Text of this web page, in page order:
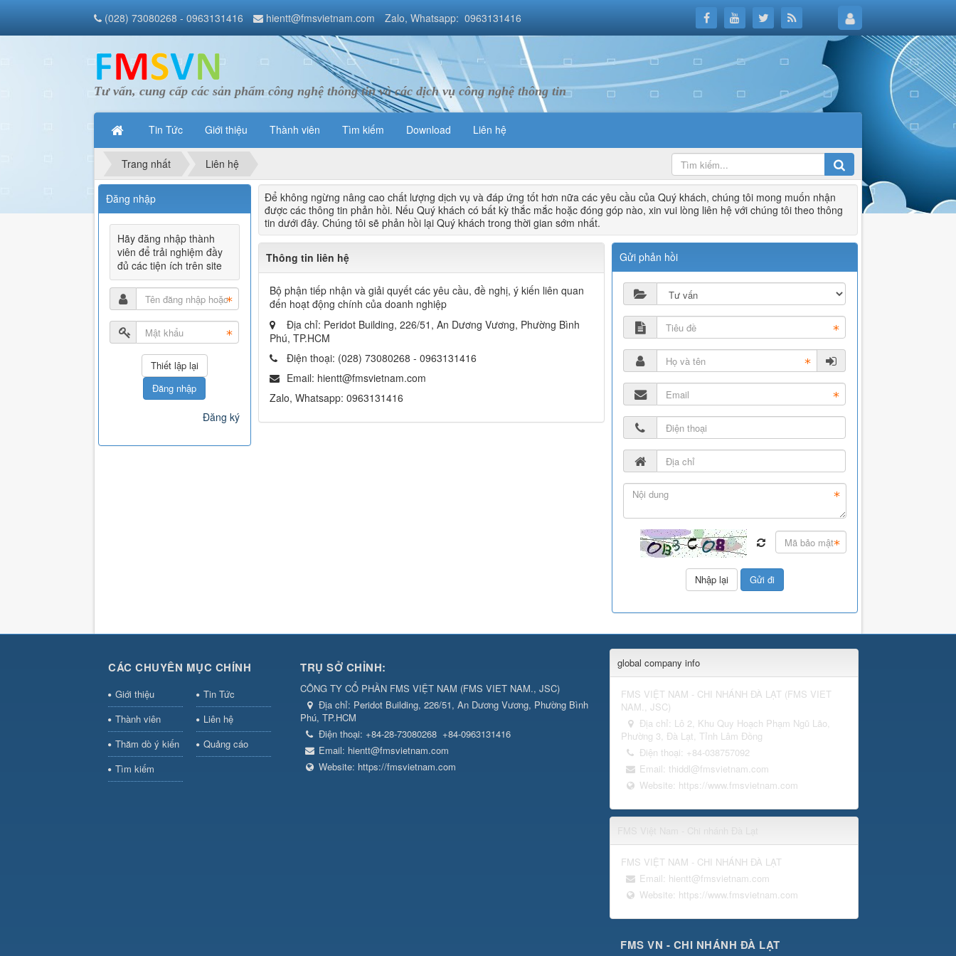
(028) 73080268 - 0963131416 hientt@fmsvietnam.com Zalo, Whatsapp: 0963131416
Tư vấn, cung cấp các sản phẩm công nghệ thông tin và các dịch vụ công nghệ thông tin
Tin Tức Giới thiệu Thành viên Tìm kiếm Download Liên hệ
Trang nhất Liên hệ
Để không ngừng nâng cao chất lượng dịch vụ và đáp ứng tốt hơn nữa các yêu cầu của Quý khách, chúng tôi mong muốn nhận
được các thông tin phản hồi. Nếu Quý khách có bất kỳ thắc mắc hoặc đóng góp nào, xin vui lòng liên hệ với chúng tôi theo thông
tin dưới đây. Chúng tôi sẽ phản hồi lại Quý khách trong thời gian sớm nhất.
Thông tin liên hệ
Bộ phận tiếp nhận và giải quyết các yêu cầu, đề nghị, ý kiến liên quan
đến hoạt động chính của doanh nghiệp
Địa chỉ: Peridot Building, 226/51, An Dương Vương, Phường Bình
Phú, TP.HCM
Điện thoại: (028) 73080268 - 0963131416
Email: hientt@fmsvietnam.com
Zalo, Whatsapp: 0963131416
Gửi phản hồi
Đăng nhập
Hãy đăng nhập thành
viên để trải nghiệm đầy
đủ các tiện ích trên site
Đăng nhập
Đăng ký
CÁC CHUYÊN MỤC CHÍNH
Giới thiệu
Tin Tức
Thành viên
Liên hệ
Thăm dò ý kiến
Quảng cáo
Tìm kiếm
TRỤ SỞ CHỈNH:
CÔNG TY CỔ PHẦN FMS VIỆT NAM (FMS VIET NAM., JSC)
Địa chỉ: Peridot Building, 226/51, An Dương Vương, Phường Bình
Phú, TP.HCM
Điện thoại: +84-28-73080268 +84-0963131416
Email: hientt@fmsvietnam.com
Website: https://fmsvietnam.com
global company info
FMS VIỆT NAM - CHI NHÁNH ĐÀ LẠT (FMS VIET
NAM., JSC)
Địa chỉ: Lô 2, Khu Quy Hoạch Phạm Ngũ Lão,
Phường 3, Đà Lạt, Tỉnh Lâm Đồng
Điện thoại: +84-038757092
Email: thiddl@fmsvietnam.com
Website: https://www.fmsvietnam.com
FMS VIỆT NAM - CHI NHÁNH ĐÀ LẠT
Email: hientt@fmsvietnam.com
Website: https://www.fmsvietnam.com
FMS VN - CHI NHÁNH ĐÀ LẠT